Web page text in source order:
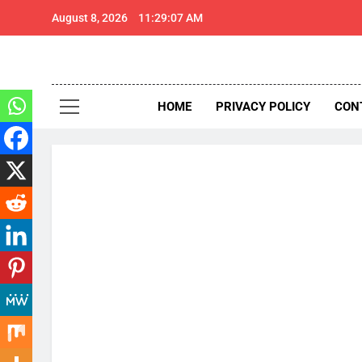
August 8, 2026 11:29:08 AM
Thar
HOME PRIVACY POLICY